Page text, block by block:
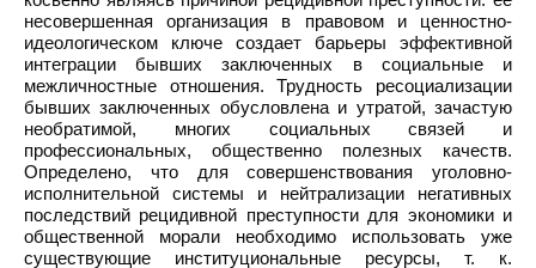
несовершенная организация в правовом и ценностно-
идеологическом ключе создает барьеры эффективной
интеграции бывших заключенных в социальные и
межличностные отношения. Трудность ресоциализации
бывших заключенных обусловлена и утратой, зачастую
необратимой, многих социальных связей и
профессиональных, общественно полезных качеств.
Определено, что для совершенствования уголовно-
исполнительной системы и нейтрализации негативных
последствий рецидивной преступности для экономики и
общественной морали необходимо использовать уже
существующие институциональные ресурсы, т. к.